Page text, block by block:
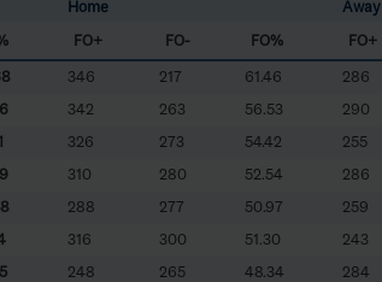
Home
Away
FO+ FO- FO% FO+
346 217 61.46 286
342 263 56.53 290
326 273 54.42 255
310 280 52.54 286
288 277 50.97 259
316 300 51.30 243
248 265 48.34 284